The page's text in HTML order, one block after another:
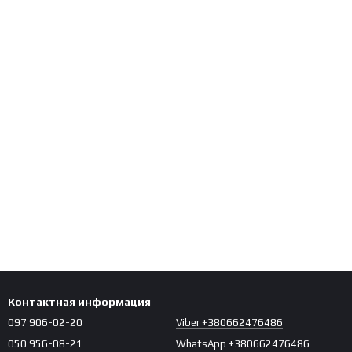
Контактная информация
097 906-02-20
050 956-08-21
Viber +380662476486
WhatsApp +380662476486